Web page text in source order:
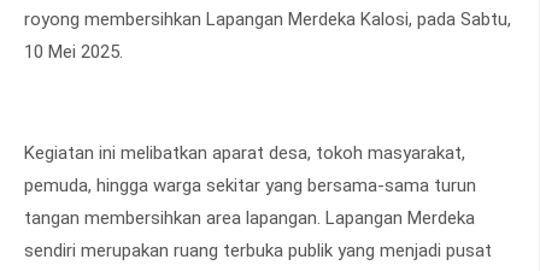
royong membersihkan Lapangan Merdeka Kalosi, pada Sabtu,
10 Mei 2025.
Kegiatan ini melibatkan aparat desa, tokoh masyarakat,
pemuda, hingga warga sekitar yang bersama-sama turun
tangan membersihkan area lapangan. Lapangan Merdeka
sendiri merupakan ruang terbuka publik yang menjadi pusat